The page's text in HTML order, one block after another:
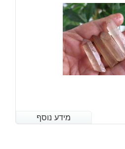
מידע נוסף
מידע נוסף